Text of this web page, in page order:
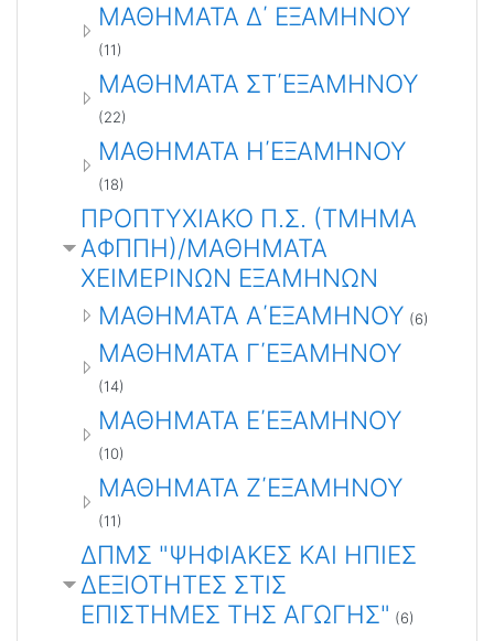
ΜΑΘΗΜΑΤΑ Δ΄ ΕΞΑΜΗΝΟΥ
(11)
ΜΑΘΗΜΑΤΑ ΣΤ΄ΕΞΑΜΗΝΟΥ
(22)
ΜΑΘΗΜΑΤΑ Η΄ΕΞΑΜΗΝΟΥ
(18)
ΠΡΟΠΤΥΧΙΑΚΟ Π.Σ. (ΤΜΗΜΑ
ΑΦΠΠΗ)/ΜΑΘΗΜΑΤΑ
ΧΕΙΜΕΡΙΝΩΝ ΕΞΑΜΗΝΩΝ
ΜΑΘΗΜΑΤΑ Α΄ΕΞΑΜΗΝΟΥ (6)
ΜΑΘΗΜΑΤΑ Γ΄ΕΞΑΜΗΝΟΥ
(14)
ΜΑΘΗΜΑΤΑ Ε΄ΕΞΑΜΗΝΟΥ
(10)
ΜΑΘΗΜΑΤΑ Ζ΄ΕΞΑΜΗΝΟΥ
(11)
ΔΠΜΣ "ΨΗΦΙΑΚΕΣ ΚΑΙ ΗΠΙΕΣ
ΔΕΞΙΟΤΗΤΕΣ ΣΤΙΣ
ΕΠΙΣΤΗΜΕΣ ΤΗΣ ΑΓΩΓΗΣ" (6)